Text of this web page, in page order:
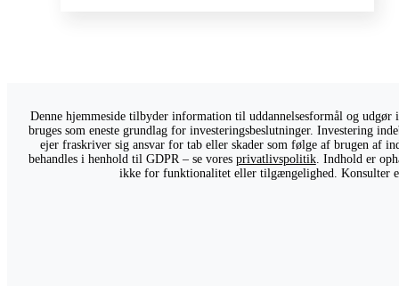
Denne hjemmeside tilbyder information til uddannelsesformål og
bruges som eneste grundlag for investeringsbeslutninger. Investering
ejer fraskriver sig ansvar for tab eller skader som følge af brugen af
behandles i henhold til GDPR – se vores privatlivspolitik. Indhold er
ikke for funktionalitet eller tilgængelighed. Konsulter